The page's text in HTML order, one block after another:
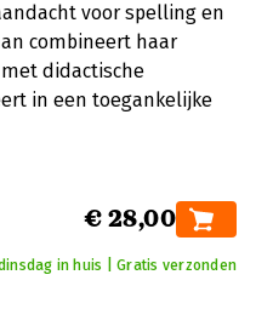
voor spelling en
combineert haar
didactische
in een toegankelijke
€ 28,00
in huis | Gratis verzonden